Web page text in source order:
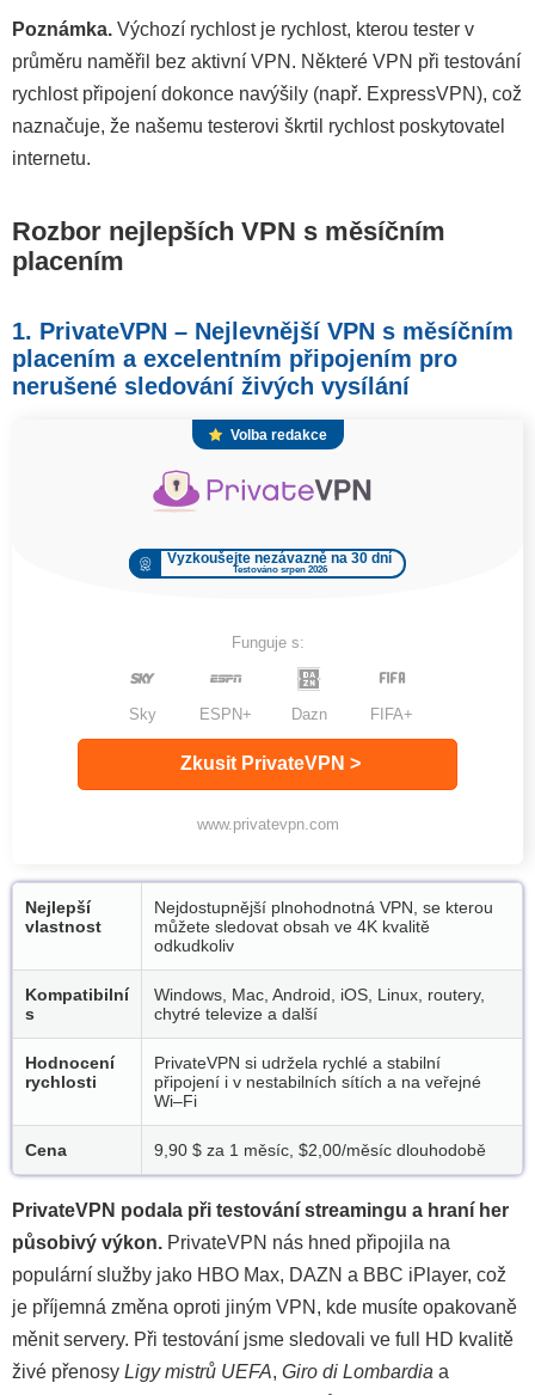
Poznámka. Výchozí rychlost je rychlost, kterou tester v
průměru naměřil bez aktivní VPN. Některé VPN při testování
rychlost připojení dokonce navýšily (např. ExpressVPN), což
naznačuje, že našemu testerovi škrtil rychlost poskytovatel
internetu.
Rozbor nejlepších VPN s měsíčním
placením
1. PrivateVPN – Nejlevnější VPN s měsíčním
placením a excelentním připojením pro
nerušené sledování živých vysílání
Volba redakce
Vyzkoušejte nezávazně na 30 dní
Testováno srpen 2026
Funguje s:
Sky ESPN+ Dazn FIFA+
Zkusit PrivateVPN >
www.privatevpn.com
Nejlepší
vlastnost
Nejdostupnější plnohodnotná VPN, se kterou
můžete sledovat obsah ve 4K kvalitě
odkudkoliv
Kompatibilní
s
Windows, Mac, Android, iOS, Linux, routery,
chytré televize a další
Hodnocení
rychlosti
PrivateVPN si udržela rychlé a stabilní
připojení i v nestabilních sítích a na veřejné
Wi–Fi
Cena 9,90 $ za 1 měsíc, $2,00/měsíc dlouhodobě
PrivateVPN podala při testování streamingu a hraní her
působivý výkon. PrivateVPN nás hned připojila na
populární služby jako HBO Max, DAZN a BBC iPlayer, což
je příjemná změna oproti jiným VPN, kde musíte opakovaně
měnit servery. Při testování jsme sledovali ve full HD kvalitě
živé přenosy Ligy mistrů UEFA, Giro di Lombardia a